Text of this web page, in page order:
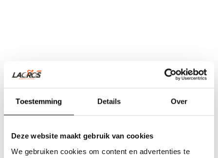
Toestemming Details Over
Deze website maakt gebruik van cookies
We gebruiken cookies om content en advertenties te
Team Lacros
Nieuwe Eerdsebaan 16, 5482 VS Schijndel Nederland